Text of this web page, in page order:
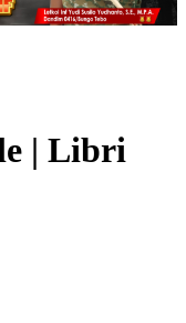
| Libri